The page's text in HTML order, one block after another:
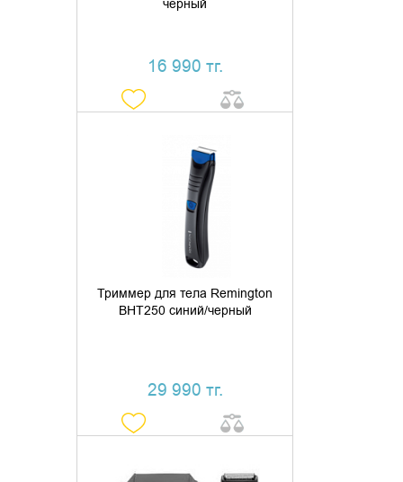
черный
16 990 тг.
Триммер для тела Remington
BHT250 синий/черный
29 990 тг.
ДОБАВИТЬ В КОРЗИНУ
КУПИТЬ В 1 КЛИК